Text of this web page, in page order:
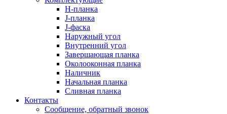
H-планка
J-планка
J-фаска
Наружный угол
Внутренний угол
Завершающая планка
Околооконная планка
Наличник
Начальная планка
Сливная планка
Контакты
Сообщение, обратный звонок